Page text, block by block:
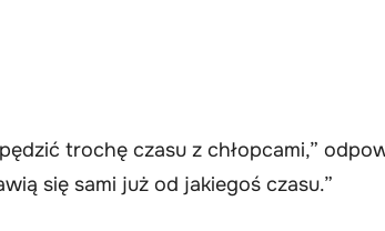
trochę czasu z chłopcami,”
się sami już od jakiegoś czasu.”